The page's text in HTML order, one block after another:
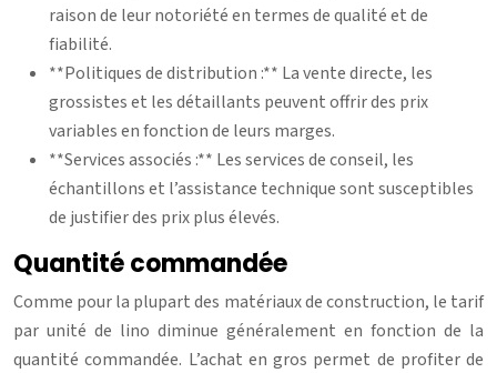
raison de leur notoriété en termes de qualité et de
fiabilité.
**Politiques de distribution :** La vente directe, les
grossistes et les détaillants peuvent offrir des prix
variables en fonction de leurs marges.
**Services associés :** Les services de conseil, les
échantillons et l’assistance technique sont susceptibles
de justifier des prix plus élevés.
Quantité commandée
Comme pour la plupart des matériaux de construction, le tarif
par unité de lino diminue généralement en fonction de la
quantité commandée. L’achat en gros permet de profiter de